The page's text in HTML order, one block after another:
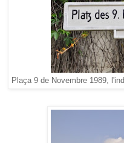
Plaça 9 de Novembre 1989,